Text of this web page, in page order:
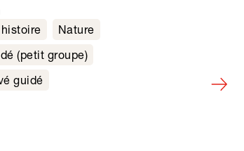
Nature
(petit groupe)
guidé